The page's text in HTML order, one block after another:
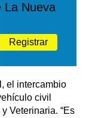
La Nueva
Registrar
el intercambio
civil
Veterinaria. “Es